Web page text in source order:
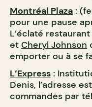
Montréal Plaza :
pour une pause
L’éclaté
et Cheryl Johnson
emporter ou à se
L’Express :
Denis, l’adresse
commandes par